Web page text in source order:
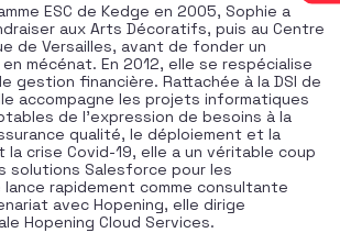
ESC de Kedge en 2005, Sophie a
aux Arts Décoratifs, puis au Centre
de Versailles, avant de fonder un
mécénat. En 2012, elle se respécialise
gestion financière. Rattachée à la DSI de
accompagne les projets informatiques
de l’expression de besoins à la
qualité, le déploiement et la
la crise Covid-19, elle a un véritable coup
solutions Salesforce pour les
rapidement comme consultante
avec Hopening, elle dirige
Hopening Cloud Services.